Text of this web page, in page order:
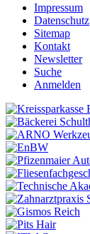
Impressum
Datenschutz
Sitemap
Kontakt
Newsletter
Suche
Anmelden